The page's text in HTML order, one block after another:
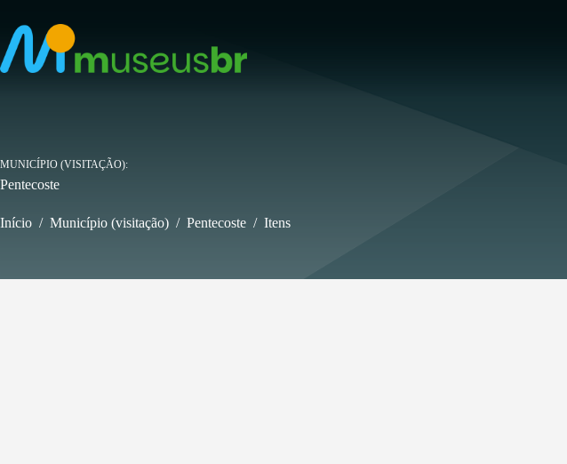
para
conteúdo
MUNICÍPIO (VISITAÇÃO)
Pentecoste
Início / Município (visitação) / Pentecoste / Itens